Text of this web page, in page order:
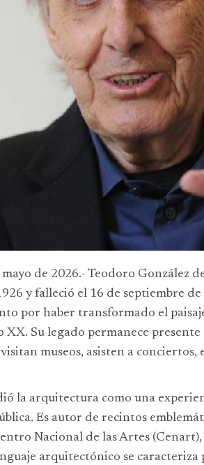
de 2026.- Teodoro González
y falleció el 16 de septiembre
por haber transformado el
XX. Su legado permanece
museos, asisten a
la arquitectura como una
Es autor de recintos
Nacional de las Artes (Cenart),
arquitectónico se